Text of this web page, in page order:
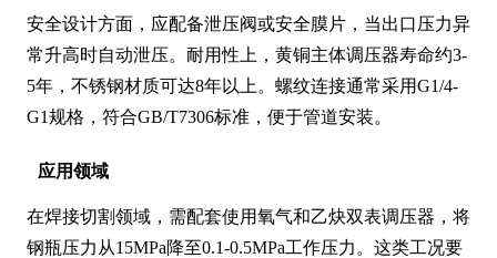
安全设计方面，应配备泄压阀或安全膜片，当出口压力异
常升高时自动泄压。耐用性上，黄铜主体调压器寿命约3-
5年，不锈钢材质可达8年以上。螺纹连接通常采用G1/4-
G1规格，符合GB/T7306标准，便于管道安装。
应用领域
在焊接切割领域，需配套使用氧气和乙炔双表调压器，将
钢瓶压力从15MPa降至0.1-0.5MPa工作压力。这类工况要